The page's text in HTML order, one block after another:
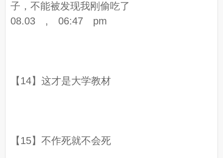
子，不能被发现我刚偷吃了
08.03 , 06:47 pm
【14】这才是大学教材
【15】不作死就不会死